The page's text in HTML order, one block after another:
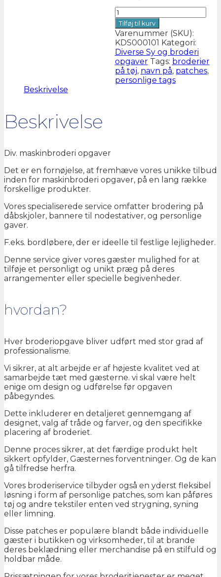
Div.
maskinbroderi
opgaver
antal
Tilføj til kurv
Varenummer (SKU):
KDS000101 Kategori:
Diverse Sy og broderi
opgaver Tags: broderier
på tøj, navn på, patches,
personlige tags
Beskrivelse
Beskrivelse
Div. maskinbroderi opgaver
Det er en fornøjelse, at fremhæve vores unikke tilbud
inden for maskinbroderi opgaver, på en lang række
forskellige produkter.
Vores specialiserede service omfatter brodering på
dåbskjoler, bannere til nodestativer, og personlige
gaver.
F.eks. bordløbere, der er ideelle til festlige lejligheder.
Denne service giver vores gæster mulighed for at
tilføje et personligt og unikt præg på deres
arrangementer eller specielle begivenheder.
hvordan?
Hver broderiopgave bliver udført med stor grad af
professionalisme.
Vi sikrer, at alt arbejde er af højeste kvalitet ved at
samarbejde tæt med gæsterne. vi skal være helt
enige om design og udførelse før opgaven
påbegyndes.
Dette inkluderer en detaljeret gennemgang af
designet, valg af tråde og farver, og den specifikke
placering af broderiet.
Denne proces sikrer, at det færdige produkt helt
sikkert opfylder, Gæsternes forventninger. Og de kan
gå tilfredse herfra.
Vores broderiservice tilbyder også en yderst fleksibel
løsning i form af personlige patches, som kan påføres
tøj og andre tekstiler enten ved strygning, syning
eller limning.
Disse patches er populære blandt både individuelle
gæster i butikken og virksomheder, til at brande
deres beklædning eller merchandise på en stilfuld og
holdbar måde.